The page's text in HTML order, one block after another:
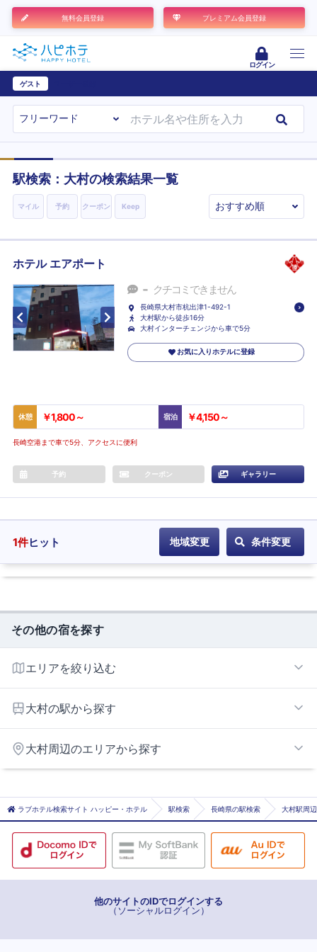
無料会員登録 プレミアム会員登録
ログイン
ゲスト
駅検索： 大村の検索結果一覧
マイル 予約 クーポン Keep
ホテル エアポート
- クチコミできません
長崎県大村市杭出津1-492-1
大村駅から徒歩16分
大村インターチェンジから車で5分
お気に入りホテルに登録
休憩 ￥1,800～ 宿泊 ￥4,150～
長崎空港まで車で5分、アクセスに便利
予約 クーポン ギャラリー
1件ヒット 地域変更 条件変更
その他の宿を探す
エリアを絞り込む
大村の駅から探す
諏訪
大村周辺のエリアから探す
ラブホテル検索サイト ハッピー・ホテル 駅検索 長崎県の駅検索 大村駅周
他のサイトのIDでログインする
（ソーシャルログイン）